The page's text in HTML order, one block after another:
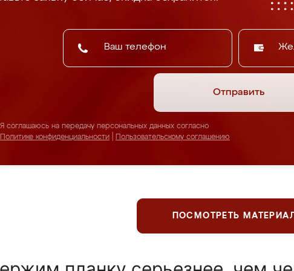
Отправить
Я соглашаюсь на передачу персональных данных согласно
Политике конфиденциальности
Пользовательскому соглашению
ПОСМОТРЕТЬ